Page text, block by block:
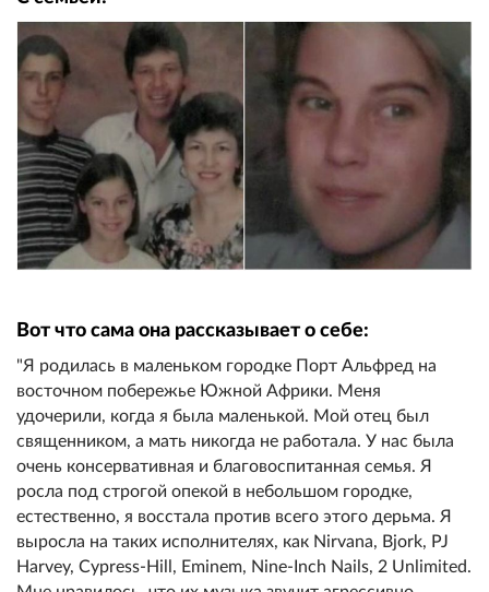
Вот что сама она рассказывает о себе:
"Я родилась в маленьком городке Порт Альфред на
восточном побережье Южной Африки. Меня
удочерили, когда я была маленькой. Мой отец был
священником, а мать никогда не работала. У нас была
очень консервативная и благовоспитанная семья. Я
росла под строгой опекой в небольшом городке,
естественно, я восстала против всего этого дерьма. Я
выросла на таких исполнителях, как Nirvana, Bjork, PJ
Harvey, Cypress-Hill, Eminem, Nine-Inch Nails, 2 Unlimited.